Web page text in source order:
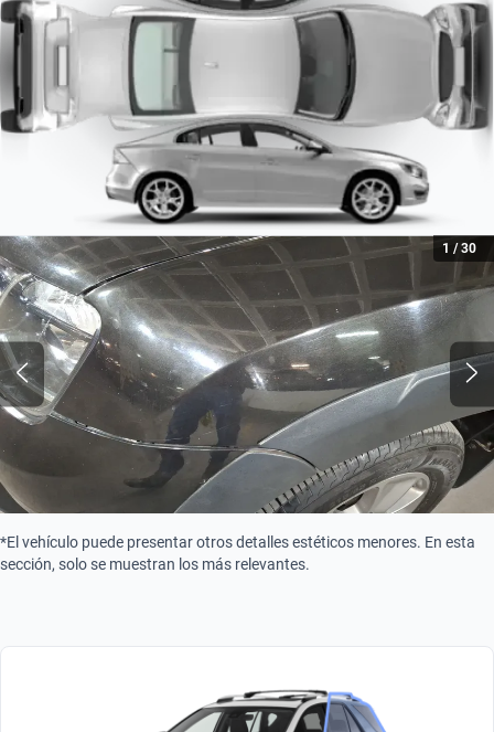
7.4
Gasolina
AM/FM
1 /30
*El vehículo puede presentar otros detalles estéticos menores. En esta
sección, solo se muestran los más relevantes.